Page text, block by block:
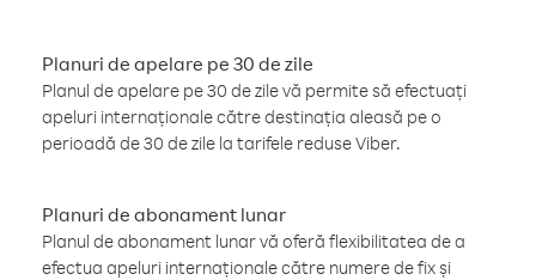
Planuri de apelare pe 30 de zile
Planul de apelare pe 30 de zile vă permite să efectuați
apeluri internaționale către destinația aleasă pe o
perioadă de 30 de zile la tarifele reduse Viber.
Planuri de abonament lunar
Planul de abonament lunar vă oferă flexibilitatea de a
efectua apeluri internaționale către numere de fix și